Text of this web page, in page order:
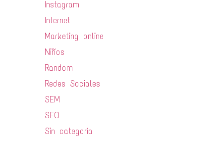
Instagram
Internet
Marketing online
Niños
Random
Redes Sociales
SEM
SEO
Sin categoría